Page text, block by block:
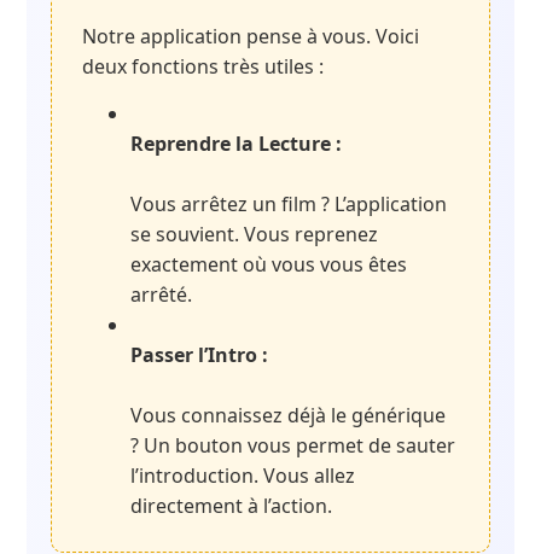
Notre application pense à vous. Voici
deux fonctions très utiles :
Reprendre la Lecture :
Vous arrêtez un film ? L’application
se souvient. Vous reprenez
exactement où vous vous êtes
arrêté.
Passer l’Intro :
Vous connaissez déjà le générique
? Un bouton vous permet de sauter
l’introduction. Vous allez
directement à l’action.